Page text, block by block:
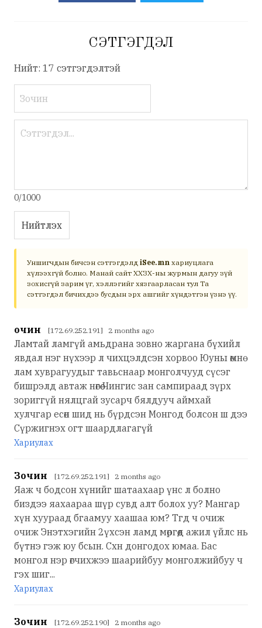
СЭТГЭГДЭЛ
Нийт: 17 сэтгэгдэлтэй
0/1000
Нийтлэх
Уншигчдын бичсэн сэтгэгдэлд iSee.mn хариуцлага
хүлээхгүй болно. Манай сайт ХХЗХ-ны журмын дагуу зүй
зохисгүй зарим үг, хэллэгийг хязгаарласан тул Та
сэтгэгдэл бичихдээ бусдын эрх ашгийг хүндэтгэн үзнэ үү.
Үочин [172.69.252.191] 2 months ago
Ламтай ламгүй амьдрана зовно жаргана бүхийл
явдал нэг нүхээр л чихцэлдсэн хорвоо Юуны өмнө
лам хуврагуудыг тавьснаар монголчууд сүсэг
бишрэлд автаж нөгөө Чингис зан сампираад зүрх
зориггүй нялцгай зусарч бялдууч аймхай
хулчгар есөн шид нь бүрдсэн Монгод болсон ш дээ
Сүржигнэх огт шаардлагагүй
Хариулах
Зочин [172.69.252.191] 2 months ago
Яаж ч бодсон хүнийг шатаахаар үнс л болно
биздээ яахаараа шүр сувд алт болох уу? Мангар
хүн хуураад бгаамуу хаашаа юм? Тгд ч очиж
очиж Энэтхэгийн 2үхсэн ламд мөргөөд ажил үйлс нь
бүтнэ гэж юу бсын. Схн донгодох юмаа. Бас
монгол нэр өгчихжээ шаарийбуу монголжийбуу ч
гэх шиг...
Хариулах
Зочин [172.69.252.190] 2 months ago